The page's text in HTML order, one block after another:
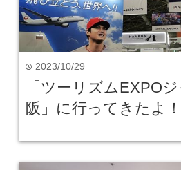
time 2023/10/29
「ツーリズムEXPO
阪」に行ってきたよ！